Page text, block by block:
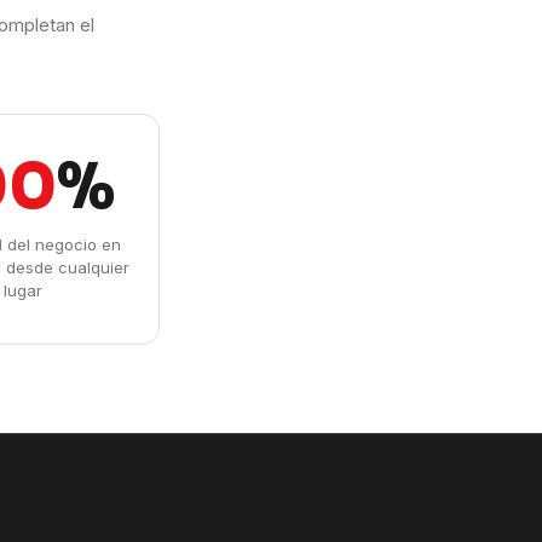
el
%
del negocio en
desde cualquier
lugar